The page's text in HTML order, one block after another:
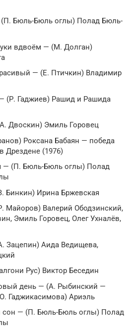
Бюль-Бюль оглы) Полад Бюль-
вдвоём — (М. Долган)
— (Е. Птичкин) Владимир
(Р. Гаджиев) Рашид и Рашида
Двоскин) Эмиль Горовец
Роксана Бабаян — победа
Дрездене (1976)
— (П. Бюль-Бюль оглы) Полад
Бинкин) Ирина Бржевская
Майоров) Валерий Ободзинский,
Эмиль Горовец, Олег Ухналёв,
Зацепин) Аида Ведищева,
Рус) Виктор Беседин
день — (А. Рыбинский —
О. Гаджикасимова) Ариэль
сон — (П. Бюль-Бюль оглы) Полад